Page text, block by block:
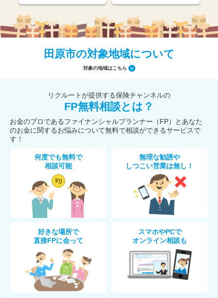
田原市の対象地域について
対象の地域はこちら
リクルートが提供する保険チャンネルの
FP無料相談とは？
お金のプロであるファイナンシャルプランナー（FP）とあなた
のお金に関するお悩みについて無料で相談ができるサービスで
す！
何度でも無料で
相談可能
無理な勧誘や
しつこい営業は無し！
好きな場所で
直接FPに会って
スマホやPCで
オンライン相談も